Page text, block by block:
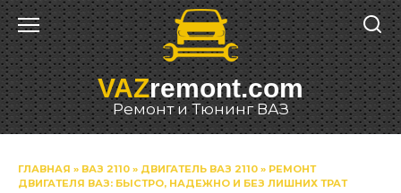
Перейти
к
содержанию
VAZremont.com
Ремонт и Тюнинг ВАЗ
ГЛАВНАЯ » ВАЗ 2110 » ДВИГАТЕЛЬ ВАЗ 2110 » РЕМОНТ
ДВИГАТЕЛЯ ВАЗ: БЫСТРО, НАДЕЖНО И БЕЗ ЛИШНИХ ТРАТ